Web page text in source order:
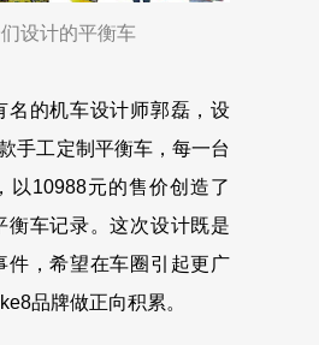
设计的平衡车
名的机车设计师郭磊，设
手工定制平衡车，每一台
以10988元的售价创造了
衡车记录。这次设计既是
件，希望在车圈引起更广
品牌做正向积累。